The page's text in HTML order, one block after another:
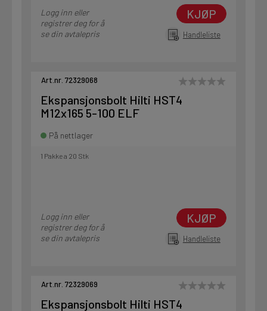
Logg inn eller
registrer deg for å
se din avtalepris
KJØP
Handleliste
Art.nr. 72329068
Ekspansjonsbolt Hilti HST4
M12x165 5-100 ELF
På nettlager
1 Pakke a 20 Stk
Logg inn eller
registrer deg for å
se din avtalepris
KJØP
Handleliste
Art.nr. 72329069
Ekspansjonsbolt Hilti HST4